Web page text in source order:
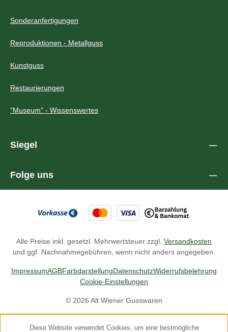
Sonderanfertigungen
Reproduktionen - Metallguss
Kunstguss
Restaurierungen
"Museum" - Wissenswertes
Siegel
Folge uns
Alle Preise inkl. gesetzl. Mehrwertsteuer zzgl. Versandkosten
und ggf. Nachnahmegebühren, wenn nicht anders angegeben.
© 2026 Alt Wiener Gusswaren
ImpressumAGBFarbdarstellungDatenschutzWiderrufsbelehrung
Cookie-Einstellungen
Diese Website verwendet Cookies, um eine bestmögliche